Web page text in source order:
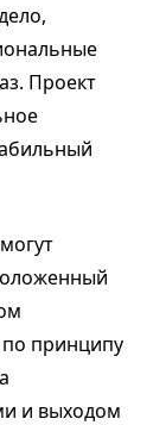
Проект
по принципу
и выходом